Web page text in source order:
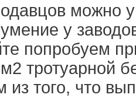
можно
у
попробуем
тротуарной
из того, что